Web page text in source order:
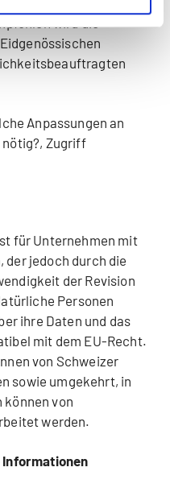
wird die
Anpassungen an
Zugriff
für Unternehmen mit
der jedoch durch die
der Revision
Personen
ihre Daten und das
mit dem EU-Recht.
von Schweizer
sowie umgekehrt, in
können von
werden.